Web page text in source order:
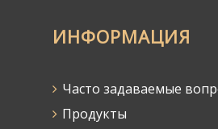
ИНФОРМАЦИЯ
Часто задаваемые
Продукты